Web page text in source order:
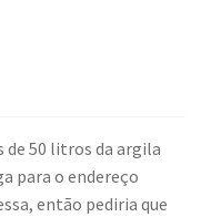
de 50 litros da argila
para o endereço
então pediria que